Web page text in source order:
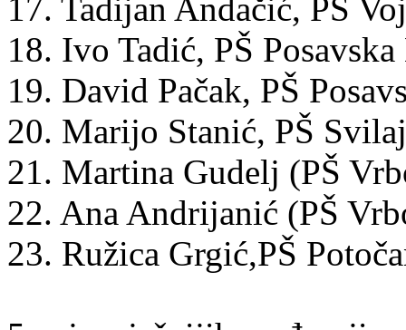
17. Tadijan Andačić, PŠ
18. Ivo Tadić, PŠ
19. David Pačak, PŠ
20. Marijo Stanić, PŠ Svilaj
21. Martina Gudelj (PŠ
22. Ana Andrijanić (PŠ
23. Ružica Grgić,PŠ